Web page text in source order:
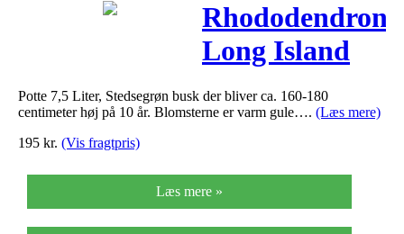
Rhododendron
Long Island
IceTea –
Rhododendron
IceTea
Potte 7,5 Liter, Stedsegrøn busk der bliver ca. 160-180
centimeter høj på 10 år. Blomsterne er varm gule…. (Læs mere)
195 kr. (Vis fragtpris)
Læs mere »